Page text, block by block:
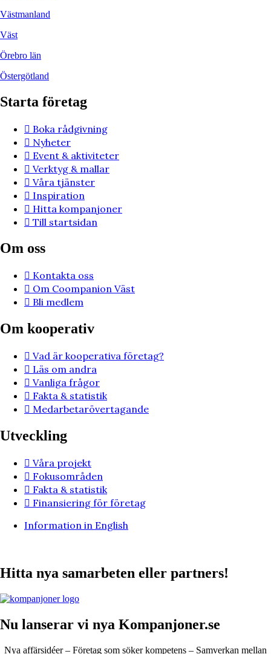
Västmanland
Väst
Örebro län
Östergötland
Starta företag
Boka rådgivning
Nyheter
Event & aktiviteter
Verktyg & mallar
Våra tjänster
Inspiration
Hitta kompanjoner
Till startsidan
Om oss
Kontakta oss
Om Coompanion Väst
Bli medlem
Om kooperativ
Vad är kooperativa företag?
Läs om andra
Vanliga frågor
Fakta & statistik
Medarbetarövertagande
Utveckling
Våra projekt
Fokusområden
Fakta & statistik
Finansiering för företag
Information in English
Hitta nya samarbeten eller partners!
Nu lanserar vi nya Kompanjoner.se
Nya affärsidéer – Företag som söker kompetens – Samverkan mellan